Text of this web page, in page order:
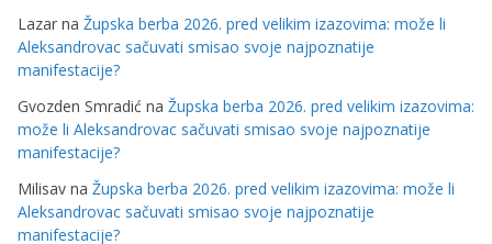
Lazar na Župska berba 2026. pred velikim izazovima: može li
Aleksandrovac sačuvati smisao svoje najpoznatije
manifestacije?
Gvozden Smradić na Župska berba 2026. pred velikim izazovima:
može li Aleksandrovac sačuvati smisao svoje najpoznatije
manifestacije?
Milisav na Župska berba 2026. pred velikim izazovima: može li
Aleksandrovac sačuvati smisao svoje najpoznatije
manifestacije?